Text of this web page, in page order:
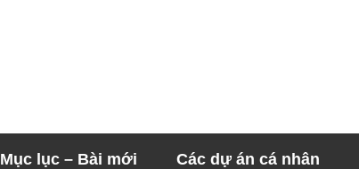
Mục lục – Bài mới Các dự án cá nhân